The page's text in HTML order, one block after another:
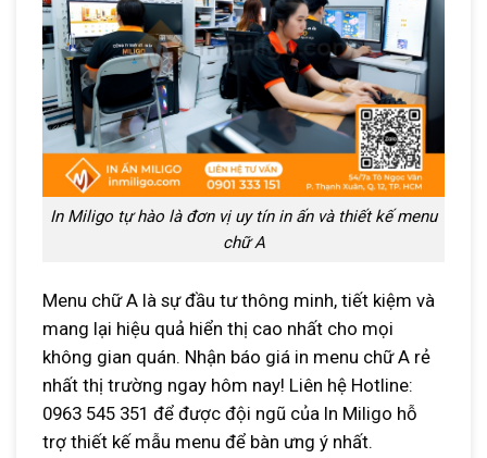
In Miligo tự hào là đơn vị uy tín in ấn và thiết kế menu
chữ A
Menu chữ A là sự đầu tư thông minh, tiết kiệm và
mang lại hiệu quả hiển thị cao nhất cho mọi
không gian quán. Nhận báo giá in menu chữ A rẻ
nhất thị trường ngay hôm nay! Liên hệ Hotline:
0963 545 351 để được đội ngũ của In Miligo hỗ
trợ thiết kế mẫu menu để bàn ưng ý nhất.